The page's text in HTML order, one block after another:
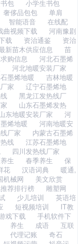
包
小学生书包
奢侈品包包
单肩
智能语音
在线配
曲视频下载
河南豫剧
载 资治通鉴
资治
新苗木供应信息
苗
购信息
河北石墨烯
河北地暖安装厂家
墨烯地暖
吉林地暖
家
辽宁石墨烯地
黑龙江发热线厂
山东石墨烯发热
东地暖安装厂家
河
烯地暖
河南地暖安
厂家
内蒙古石墨烯
线
江苏石墨烯地
四川发热线厂家
生 春季养生
保
花 汉语词典
暖通,
机械网
美文欣赏
荐排行榜
雕塑网
少儿培训
英语培
短视频培训
IT教
戏下载
手机软件下
养生 成语
互联
代理记账
奇石